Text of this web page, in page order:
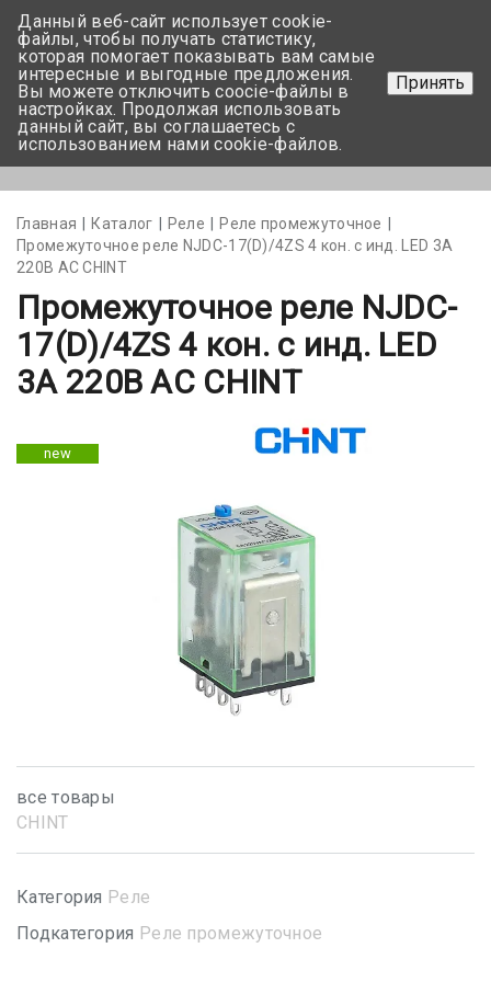
+375 17-350-99-56
+375 44-752-82-08
Задать вопрос
Главная Каталог Реле
Реле промежуточное
Промежуточное реле NJDC-17(D)/4ZS 4 кон. с инд. LED 3А
220В АС CHINT
Промежуточное реле NJDC-
17(D)/4ZS 4 кон. с инд. LED
3А 220В АС CHINT
new
все товары
CHINT
Категория Реле
Подкатегория Реле промежуточное
Данный веб-сайт использует cookie-
файлы, чтобы получать статистику,
которая помогает показывать вам самые
интересные и выгодные предложения.
Вы можете отключить coocie-файлы в
настройках. Продолжая использовать
данный сайт, вы соглашаетесь с
использованием нами cookie-файлов.
Принять